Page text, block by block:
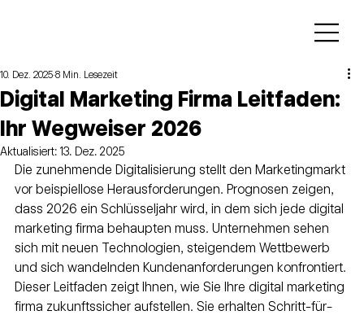
Digital Marketing Firma Leitfaden:
Ihr Wegweiser 2026
10. Dez. 2025 8 Min. Lesezeit
Aktualisiert: 13. Dez. 2025
Die zunehmende Digitalisierung stellt den Marketingmarkt
vor beispiellose Herausforderungen. Prognosen zeigen,
dass 2026 ein Schlüsseljahr wird, in dem sich jede digital
marketing firma behaupten muss. Unternehmen sehen
sich mit neuen Technologien, steigendem Wettbewerb
und sich wandelnden Kundenanforderungen konfrontiert.
Dieser Leitfaden zeigt Ihnen, wie Sie Ihre digital marketing
firma zukunftssicher aufstellen. Sie erhalten Schritt-für-